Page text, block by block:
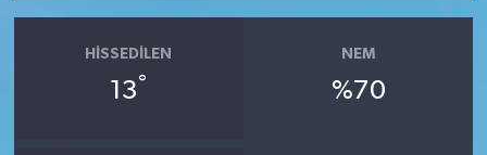
HISSEDILEN
13°
NEM
%70